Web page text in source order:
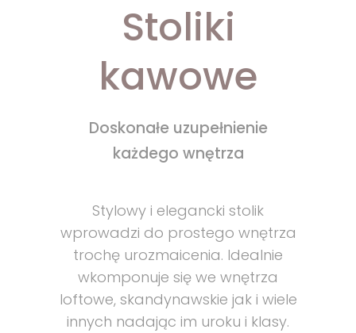
Stoliki
kawowe
Doskonałe uzupełnienie
każdego wnętrza
Stylowy i elegancki stolik
wprowadzi do prostego wnętrza
trochę urozmaicenia. Idealnie
wkomponuje się we wnętrza
loftowe, skandynawskie jak i wiele
innych nadając im uroku i klasy.